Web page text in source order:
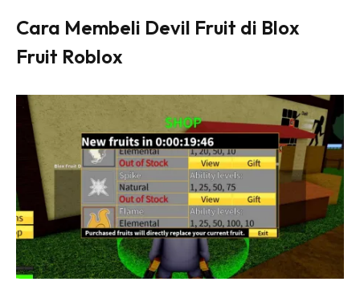
Cara Membeli Devil Fruit di Blox
Fruit Roblox